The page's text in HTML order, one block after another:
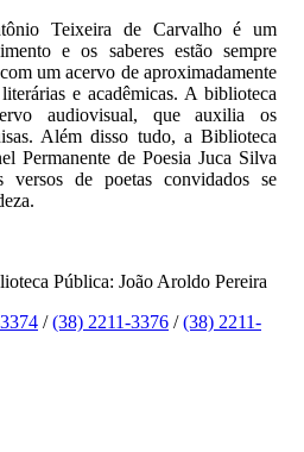
Teixeira de Carvalho é um
e os saberes estão sempre
um acervo de aproximadamente
e acadêmicas. A biblioteca
audiovisual, que auxilia os
Além disso tudo, a Biblioteca
Permanente de Poesia Juca Silva
de poetas convidados se
Pública: João Aroldo Pereira
/(38) 2211-3376 /(38) 2211-